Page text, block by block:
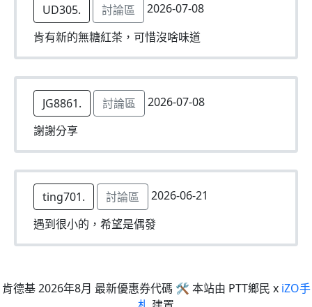
UD305. 討論區
2026-07-08
肯有新的無糖紅茶，可惜沒啥味道
JG8861. 討論區
2026-07-08
謝謝分享
ting701. 討論區
2026-06-21
遇到很小的，希望是偶發
肯德基 2026年8月 最新優惠券代碼 🛠 本站由 PTT鄉民 x iZO手